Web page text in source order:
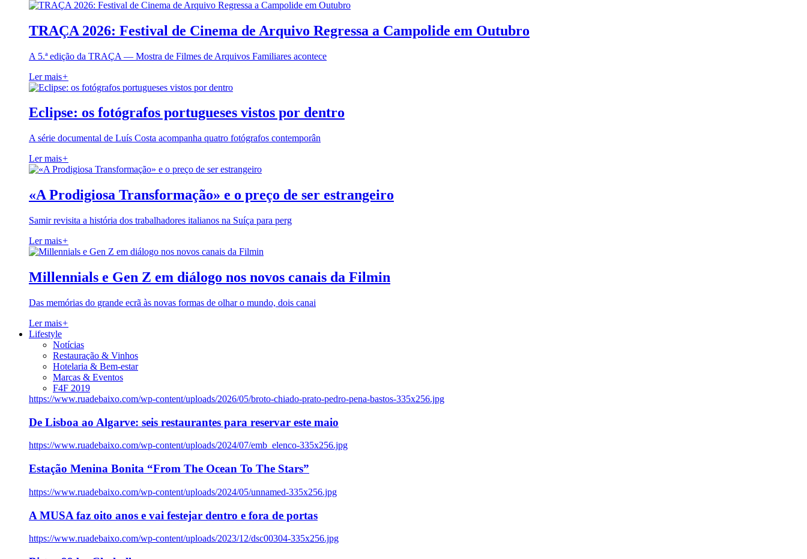
TRAÇA 2026: Festival de Cinema de Arquivo Regressa a Campolide em Outubro
A 5.ª edição da TRAÇA — Mostra de Filmes de Arquivos Familiares acontece
Ler mais+
Eclipse: os fotógrafos portugueses vistos por dentro
A série documental de Luís Costa acompanha quatro fotógrafos contemporân
Ler mais+
«A Prodigiosa Transformação» e o preço de ser estrangeiro
Samir revisita a história dos trabalhadores italianos na Suíça para perg
Ler mais+
Millennials e Gen Z em diálogo nos novos canais da Filmin
Das memórias do grande ecrã às novas formas de olhar o mundo, dois canai
Ler mais+
Lifestyle
Notícias
Restauração & Vinhos
Hotelaria & Bem-estar
Marcas & Eventos
F4F 2019
https://www.ruadebaixo.com/wp-content/uploads/2026/05/broto-chiado-prato-pedro-pena-bastos-335x256.jpg
De Lisboa ao Algarve: seis restaurantes para reservar este maio
https://www.ruadebaixo.com/wp-content/uploads/2024/07/emb_elenco-335x256.jpg
Estação Menina Bonita “From The Ocean To The Stars”
https://www.ruadebaixo.com/wp-content/uploads/2024/05/unnamed-335x256.jpg
A MUSA faz oito anos e vai festejar dentro e fora de portas
https://www.ruadebaixo.com/wp-content/uploads/2023/12/dsc00304-335x256.jpg